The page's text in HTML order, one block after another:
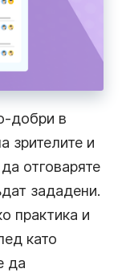
добри в
зрителите и
отговаряте
зададени.
практика и
като
да